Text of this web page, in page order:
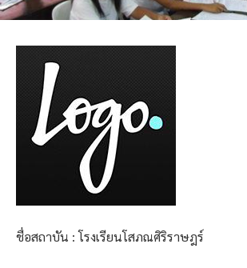
ชื่อสถาบัน : โรงเรียนโสภณศิริราษฎร์